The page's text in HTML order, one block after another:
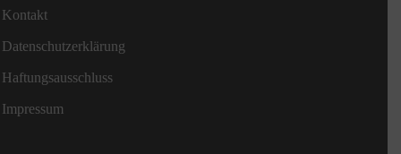
Kontakt
Datenschutzerklärung
Haftungsausschluss
Impressum